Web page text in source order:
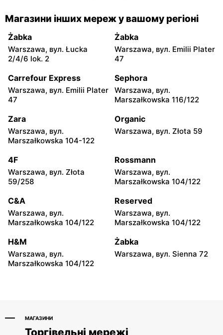
Media Expert
Piłsudskiego 200
Media Expert
Piaseczno, вул. Puławska
46
Media Expert
1
Media Expert
Józefa Piłsudskiego 31C
Media Expert
23
Media Expert
Media Expert Media Expert
Kuklińskiego 1
Media Expert
Gołębia 26
Media Expert
Media Expert
вул. Gen. Jerzego
Przemysława Morawicza 4
Media Expert
Jana Matejki 9
Media Expert
Магазини інших мереж у вашому регіоні
Żabka
Warszawa, вул. Łucka
2/4/6 lok. 2
Żabka
Warszawa, вул. Emilii Plater
47
Carrefour Express
Warszawa, вул. Emilii Plater
47
Sephora
Warszawa, вул.
Marszałkowska 116/122
Zara
Warszawa, вул.
Marszałkowska 104-122
Organic
Warszawa, вул. Złota 59
4F
Warszawa, вул. Złota
59/258
Rossmann
Warszawa, вул.
Marszałkowska 104/122
C&A
Warszawa, вул.
Marszałkowska 104/122
Reserved
Warszawa, вул.
Marszałkowska 104/122
H&M
Warszawa, вул.
Marszałkowska 104/122
Żabka
Warszawa, вул. Sienna 72
МАГАЗИНИ
Торгівельні мережі